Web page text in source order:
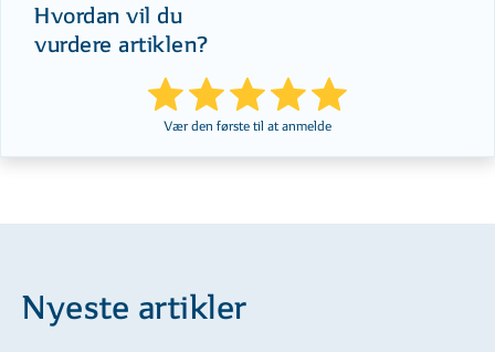
Hvordan vil du
vurdere artiklen?
Vær den første til at anmelde
Nyeste artikler